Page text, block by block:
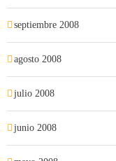
septiembre 2008
agosto 2008
julio 2008
junio 2008